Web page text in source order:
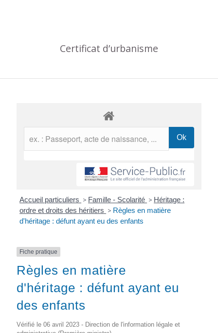
Certificat d’urbanisme
Accueil particuliers > Famille - Scolarité > Héritage :
ordre et droits des héritiers > Règles en matière
d'héritage : défunt ayant eu des enfants
Fiche pratique
Règles en matière
d'héritage : défunt ayant eu
des enfants
Vérifié le 06 avril 2023 - Direction de l'information légale et